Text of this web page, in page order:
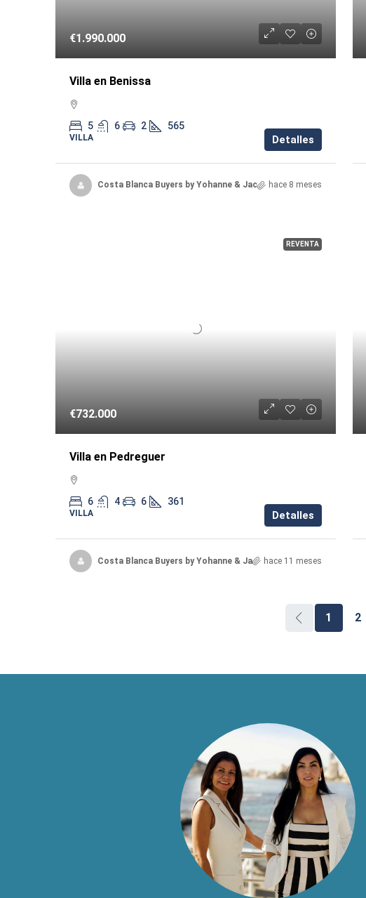
€1.990.000
Villa en Benissa
5 6 2 565
VILLA Detalles
Costa Blanca Buyers by Yohanne & Jacquelinehace 8 meses
REVENTA
€732.000
Villa en Pedreguer
6 4 6 361
VILLA Detalles
Costa Blanca Buyers by Yohanne & Jacquelinehace 11 meses
1 2